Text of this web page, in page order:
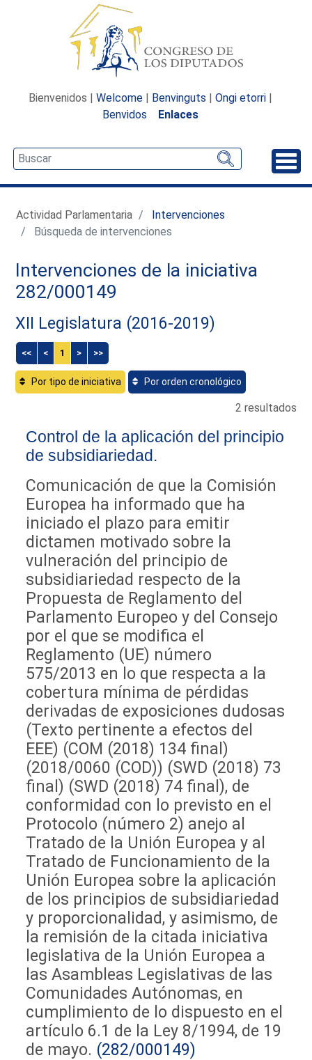
Bienvenidos | Welcome | Benvinguts | Ongi etorri |
Benvidos
Enlaces
Actividad Parlamentaria
Intervenciones
Búsqueda de intervenciones
Intervenciones de la iniciativa
282/000149
XII Legislatura (2016-2019)
<< < 1 > >>
Por tipo de iniciativa Por orden cronológico
2 resultados
Control de la aplicación del principio
de subsidiariedad.
Comunicación de que la Comisión
Europea ha informado que ha
iniciado el plazo para emitir
dictamen motivado sobre la
vulneración del principio de
subsidiariedad respecto de la
Propuesta de Reglamento del
Parlamento Europeo y del Consejo
por el que se modifica el
Reglamento (UE) número
575/2013 en lo que respecta a la
cobertura mínima de pérdidas
derivadas de exposiciones dudosas
(Texto pertinente a efectos del
EEE) (COM (2018) 134 final)
(2018/0060 (COD)) (SWD (2018) 73
final) (SWD (2018) 74 final), de
conformidad con lo previsto en el
Protocolo (número 2) anejo al
Tratado de la Unión Europea y al
Tratado de Funcionamiento de la
Unión Europea sobre la aplicación
de los principios de subsidiariedad
y proporcionalidad, y asimismo, de
la remisión de la citada iniciativa
legislativa de la Unión Europea a
las Asambleas Legislativas de las
Comunidades Autónomas, en
cumplimiento de lo dispuesto en el
artículo 6.1 de la Ley 8/1994, de 19
de mayo. (282/000149)